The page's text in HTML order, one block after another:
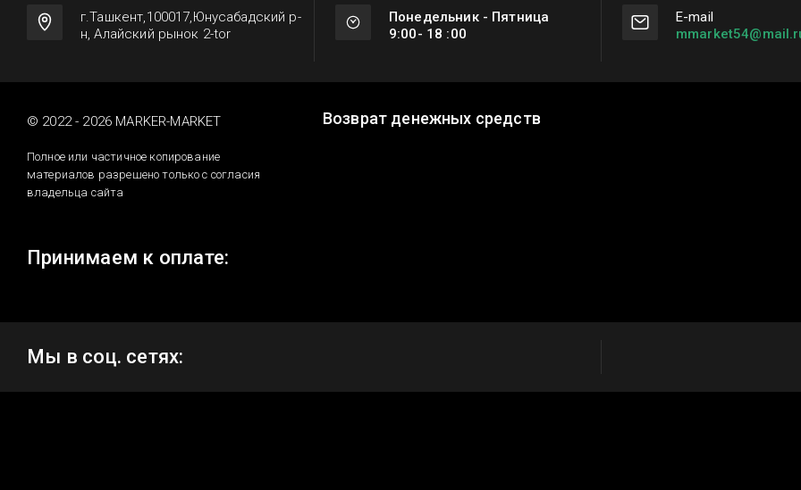
г.Ташкент,100017,Юнусабадский р-
н, Алайский рынок 2-tor
Понедельник - Пятница
9:00- 18 :00
Е-mail
© 2022 - 2026 MARKER-MARKET
Полное или частичное копирование
материалов разрешено только с согласия
владельца сайта
Возврат денежных средств
Принимаем к оплате:
Мы в соц. сетях: